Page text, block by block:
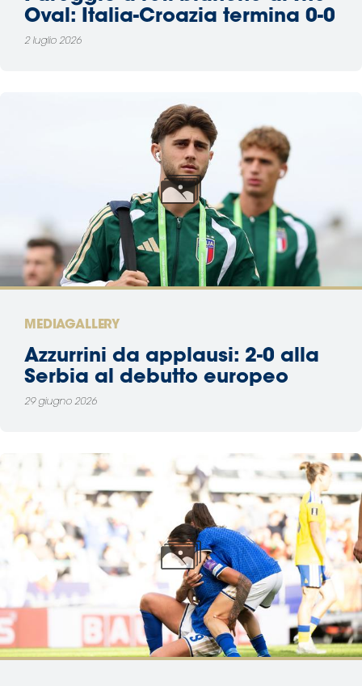
Oval: Italia-Croazia termina 0-0
2 luglio 2026
MEDIAGALLERY
Azzurrini da applausi: 2-0 alla
Serbia al debutto europeo
29 giugno 2026